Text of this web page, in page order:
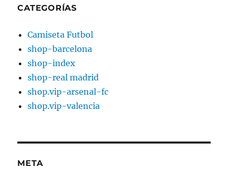
CATEGORÍAS
Camiseta Futbol
shop-barcelona
shop-index
shop-real madrid
shop.vip-arsenal-fc
shop.vip-valencia
META